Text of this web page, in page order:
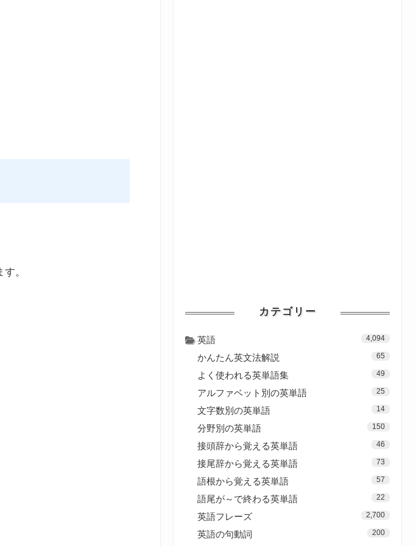
。
カテゴリー
英語 4,094
かんたん英文法解説 65
よく使われる英単語集 49
アルファベット別の英単語 25
文字数別の英単語 14
分野別の英単語 150
接頭辞から覚える英単語 46
接尾辞から覚える英単語 73
語根から覚える英単語 57
語尾が～で終わる英単語 22
英語フレーズ 2,700
英語の句動詞 200